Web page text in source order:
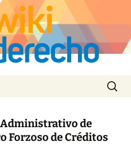
Buscar:
de
Forzoso de Créditos